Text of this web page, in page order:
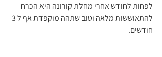
לפחות לחודש אחרי מחלת קורונה היא הכרח
חודשים.